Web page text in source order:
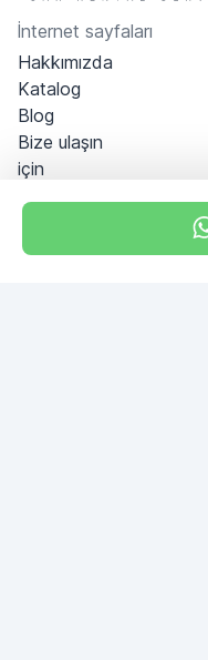
İnternet sayfaları
Hakkımızda
Katalog
Blog
Bize ulaşın
için
ALBAHAR building